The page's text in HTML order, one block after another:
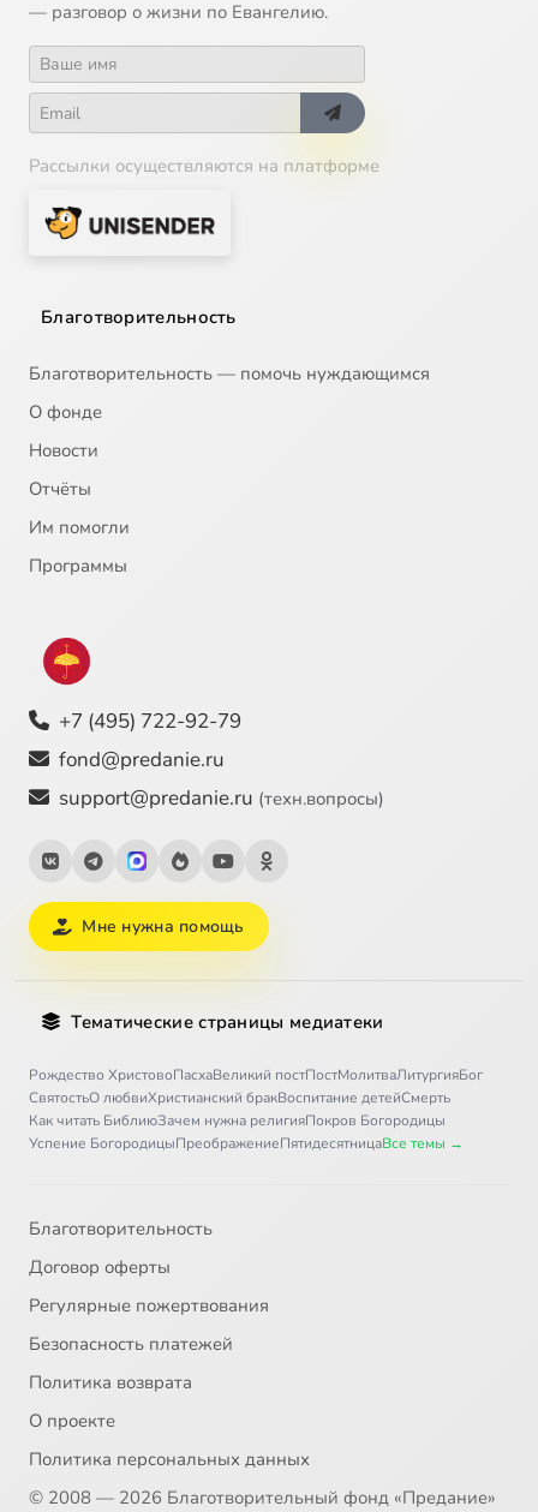
— разговор о жизни по Евангелию.
Рассылки осуществляются на платформе
Благотворительность
Благотворительность — помочь нуждающимся
О фонде
Новости
Отчёты
Им помогли
Программы
+7 (495) 722-92-79
fond@predanie.ru
support@predanie.ru (техн.вопросы)
Мне нужна помощь
Тематические страницы медиатеки
Рождество ХристовоПасхаВеликий постПостМолитваЛитургияБог
СвятостьО любвиХристианский бракВоспитание детейСмерть
Как читать БиблиюЗачем нужна религияПокров Богородицы
Успение БогородицыПреображениеПятидесятницаВсе темы →
Благотворительность
Договор оферты
Регулярные пожертвования
Безопасность платежей
Политика возврата
О проекте
Политика персональных данных
© 2008 — 2026 Благотворительный фонд «Предание»